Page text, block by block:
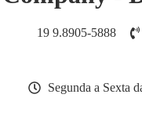
19 9.8905-5888
Segunda a Sexta